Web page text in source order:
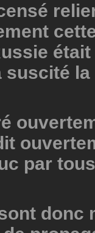
suscité
par
donc